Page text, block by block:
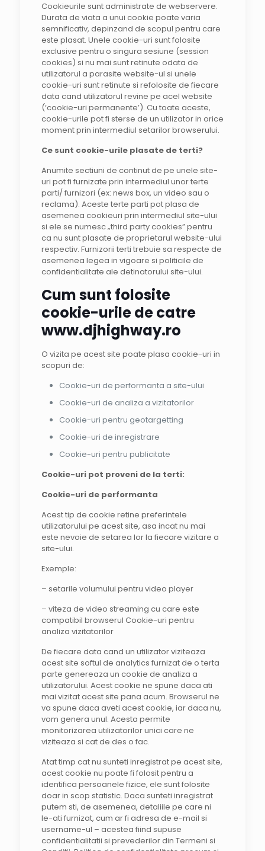
Cookieurile sunt administrate de webservere.
Durata de viata a unui cookie poate varia
semnificativ, depinzand de scopul pentru care
este plasat. Unele cookie-uri sunt folosite
exclusive pentru o singura sesiune (session
cookies) si nu mai sunt retinute odata de
utilizatorul a parasite website-ul si unele
cookie-uri sunt retinute si refolosite de fiecare
data cand utilizatorul revine pe acel website
(‘cookie-uri permanente’). Cu toate aceste,
cookie-urile pot fi sterse de un utilizator in orice
moment prin intermediul setarilor browserului.
Ce sunt cookie-urile plasate de terti?
Anumite sectiuni de continut de pe unele site-
uri pot fi furnizate prin intermediul unor terte
parti/ furnizori (ex: news box, un video sau o
reclama). Aceste terte parti pot plasa de
asemenea cookieuri prin intermediul site-ului
si ele se numesc „third party cookies” pentru
ca nu sunt plasate de proprietarul website-ului
respectiv. Furnizorii terti trebuie sa respecte de
asemenea legea in vigoare si politicile de
confidentialitate ale detinatorului site-ului.
Cum sunt folosite
cookie-urile de catre
www.djhighway.ro
O vizita pe acest site poate plasa cookie-uri in
scopuri de:
Cookie-uri de performanta a site-ului
Cookie-uri de analiza a vizitatorilor
Cookie-uri pentru geotargetting
Cookie-uri de inregistrare
Cookie-uri pentru publicitate
Cookie-uri pot proveni de la terti:
Cookie-uri de performanta
Acest tip de cookie retine preferintele
utilizatorului pe acest site, asa incat nu mai
este nevoie de setarea lor la fiecare vizitare a
site-ului.
Exemple:
– setarile volumului pentru video player
– viteza de video streaming cu care este
compatibil browserul Cookie-uri pentru
analiza vizitatorilor
De fiecare data cand un utilizator viziteaza
acest site softul de analytics furnizat de o terta
parte genereaza un cookie de analiza a
utilizatorului. Acest cookie ne spune daca ati
mai vizitat acest site pana acum. Browserul ne
va spune daca aveti acest cookie, iar daca nu,
vom genera unul. Acesta permite
monitorizarea utilizatorilor unici care ne
viziteaza si cat de des o fac.
Atat timp cat nu sunteti inregistrat pe acest site,
acest cookie nu poate fi folosit pentru a
identifica persoanele fizice, ele sunt folosite
doar in scop statistic. Daca sunteti inregistrat
putem sti, de asemenea, detaliile pe care ni
le-ati furnizat, cum ar fi adresa de e-mail si
username-ul – acestea fiind supuse
confidentialitatii si prevederilor din Termeni si